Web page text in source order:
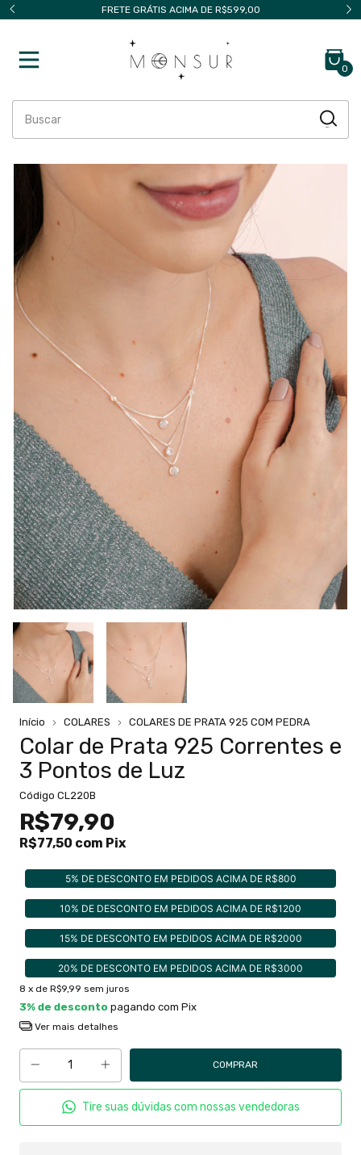
FRETE GRÁTIS ACIMA DE R$599,00
0
Início COLARES COLARES DE PRATA 925 COM PEDRA
Colar de Prata 925 Correntes e
3 Pontos de Luz
Código CL220B
R$79,90
R$77,50 com Pix
5% DE DESCONTO EM PEDIDOS ACIMA DE R$800
10% DE DESCONTO EM PEDIDOS ACIMA DE R$1200
15% DE DESCONTO EM PEDIDOS ACIMA DE R$2000
20% DE DESCONTO EM PEDIDOS ACIMA DE R$3000
8 x de R$9,99 sem juros
3% de desconto pagando com Pix
Ver mais detalhes
Tire suas dúvidas com nossas vendedoras